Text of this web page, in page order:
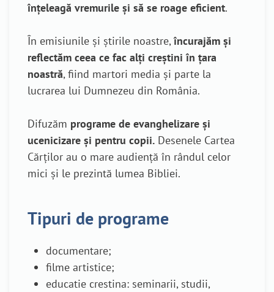
înțeleagă vremurile și să se roage eficient.
În emisiunile și știrile noastre,încurajăm și
reflectăm ceea ce fac alți creștini în țara
noastră, fiind martori media și parte la
lucrarea lui Dumnezeu din România.
Difuzăm programe de evanghelizare și
ucenicizare și pentru copii. Desenele Cartea
Cărților au o mare audiență în rândul celor
mici și le prezintă lumea Bibliei.
Tipuri de programe
documentare;
filme artistice;
educatie crestina: seminarii, studii,